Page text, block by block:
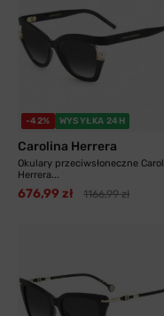
-42% WYSYŁKA 24H
Carolina Herrera
Okulary przeciwsłoneczne
Herrera...
676,99 zł 1166,99 zł